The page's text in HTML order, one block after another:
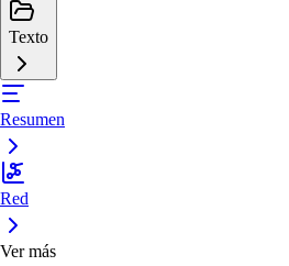
Texto
Resumen
Red
Ver más